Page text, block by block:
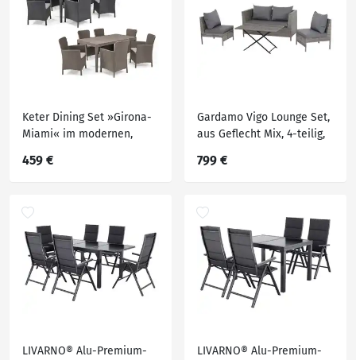
Keter Dining Set »Girona-
Miami« im modernen,
459 €
Gardamo Vigo Lounge Set,
aus Geflecht Mix, 4-teilig,
799 €
LIVARNO® Alu-Premium-
LIVARNO® Alu-Premium-